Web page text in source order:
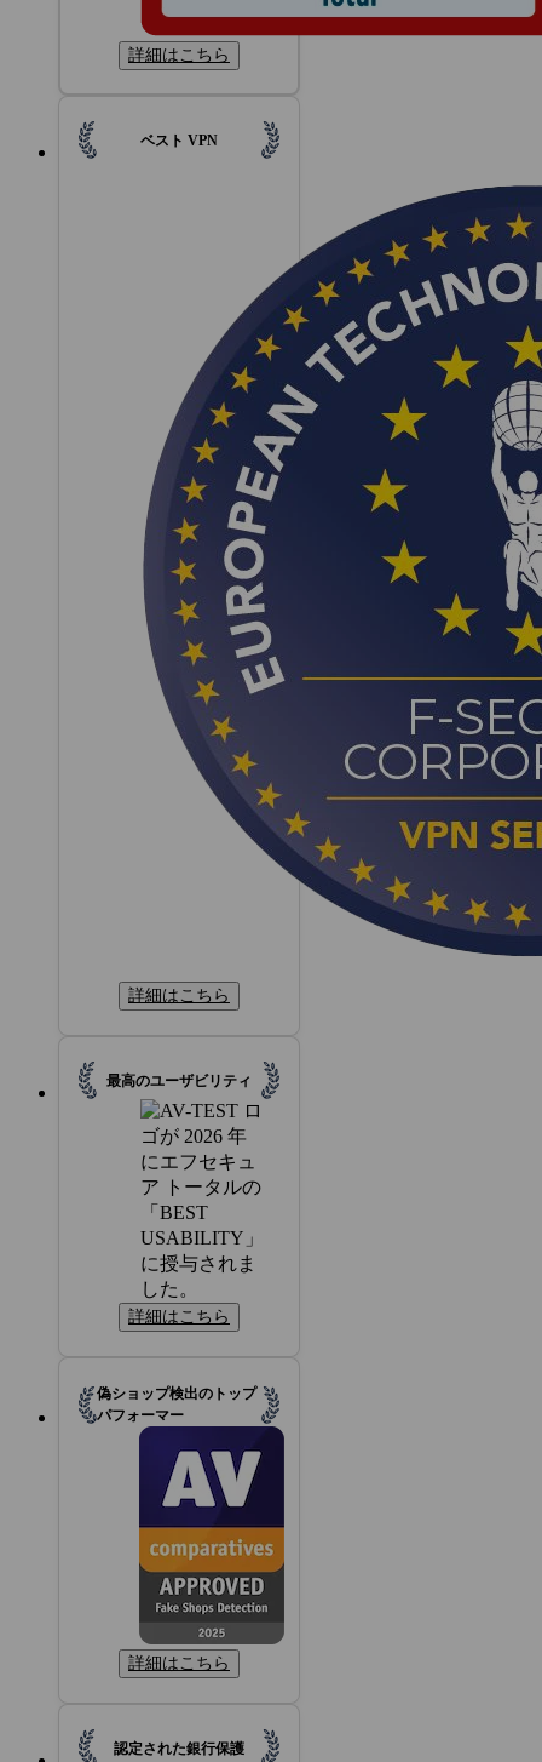
詳細はこちら
ベスト VPN
詳細はこちら
最高のユーザビリティ
詳細はこちら
偽ショップ検出のトップ
パフォーマー
詳細はこちら
認定された銀行保護